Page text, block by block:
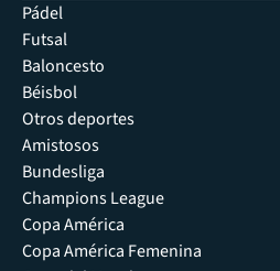
Pádel
Futsal
Baloncesto
Béisbol
Otros deportes
Amistosos
Bundesliga
Champions League
Copa América
Copa América Femenina